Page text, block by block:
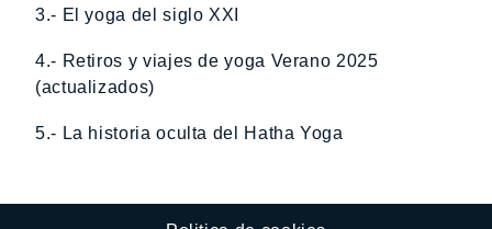
3.- El yoga del siglo XXI
4.- Retiros y viajes de yoga Verano 2025
(actualizados)
5.- La historia oculta del Hatha Yoga